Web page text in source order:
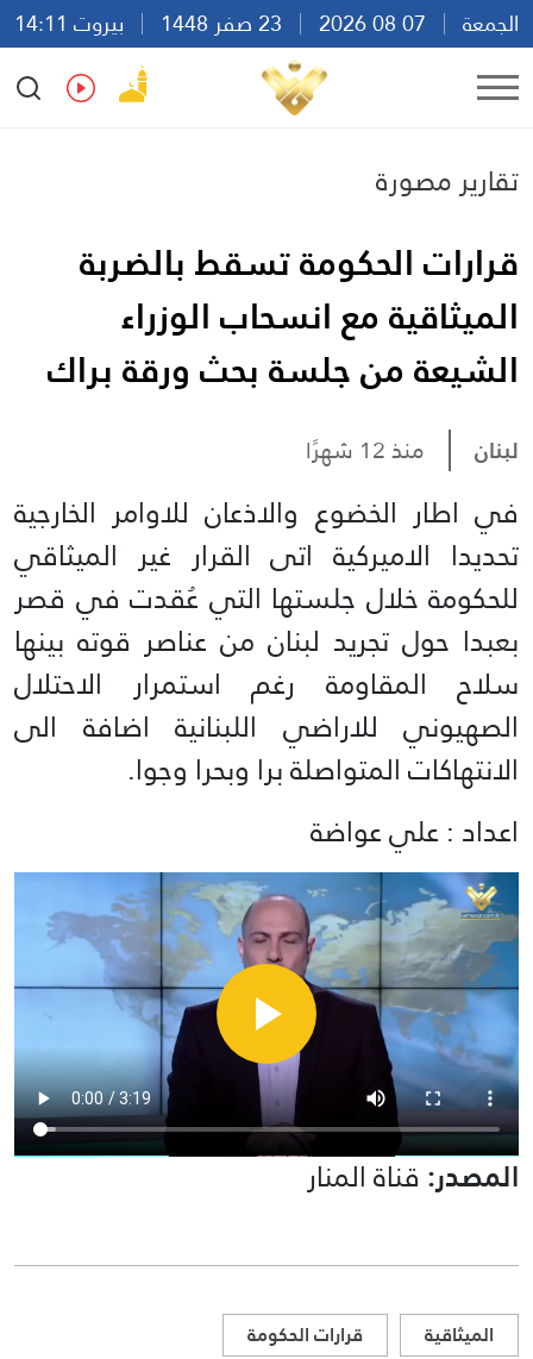
الجمعة
بيروت 14:11
Ar
En Fr Es
تقارير مصورة
قرارات الحكومة تسقط بالضربة
الميثاقية مع انسحاب الوزراء
الشيعة من جلسة بحث ورقة براك
لبنان منذ 12 شهرًا
في اطار الخضوع والاذعان للاوامر الخارجية
تحديدا الاميركية اتى القرار غير الميثاقي
للحكومة خلال جلستها التي عُقدت في قصر
بعبدا حول تجريد لبنان من عناصر قوته بينها
سلاح المقاومة رغم استمرار الاحتلال
الصهيوني للاراضي اللبنانية اضافة الى
الانتهاكات المتواصلة برا وبحرا وجوا.
اعداد : علي عواضة
المصدر: قناة المنار
الميثاقية قرارات الحكومة